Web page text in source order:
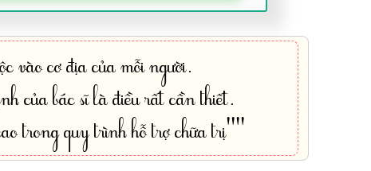
vào cơ địa của mỗi người.
của bác sĩ là điều rất cần thiết.
trong quy trình hỗ trợ chữa trị""